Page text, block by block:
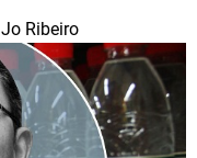
Jo Ribeiro